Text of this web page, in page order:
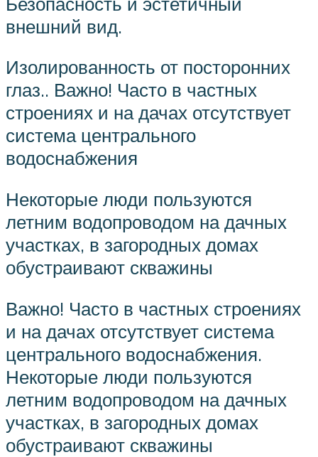
внешний вид.
Изолированность от посторонних
глаз.. Важно! Часто в частных
строениях и на дачах отсутствует
система центрального
водоснабжения
Некоторые люди пользуются
летним водопроводом на дачных
участках, в загородных домах
обустраивают скважины
Важно! Часто в частных строениях
и на дачах отсутствует система
центрального водоснабжения.
Некоторые люди пользуются
летним водопроводом на дачных
участках, в загородных домах
обустраивают скважины